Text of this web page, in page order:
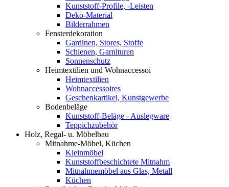
Kunststoff-Profile, -Leisten
Deko-Material
Bilderrahmen
Fensterdekoration
Gardinen, Stores, Stoffe
Schienen, Garnituren
Sonnenschutz
Heimtextilien und Wohnaccessoi
Heimtextilien
Wohnaccessoires
Geschenkartikel, Kunstgewerbe
Bodenbeläge
Kunststoff-Beläge - Auslegware
Teppichzubehör
Holz, Regal- u. Möbelbau
Mitnahme-Möbel, Küchen
Kleinmöbel
Kunststoffbeschichtete Mitnahm
Mitnahmemöbel aus Glas, Metall
Küchen